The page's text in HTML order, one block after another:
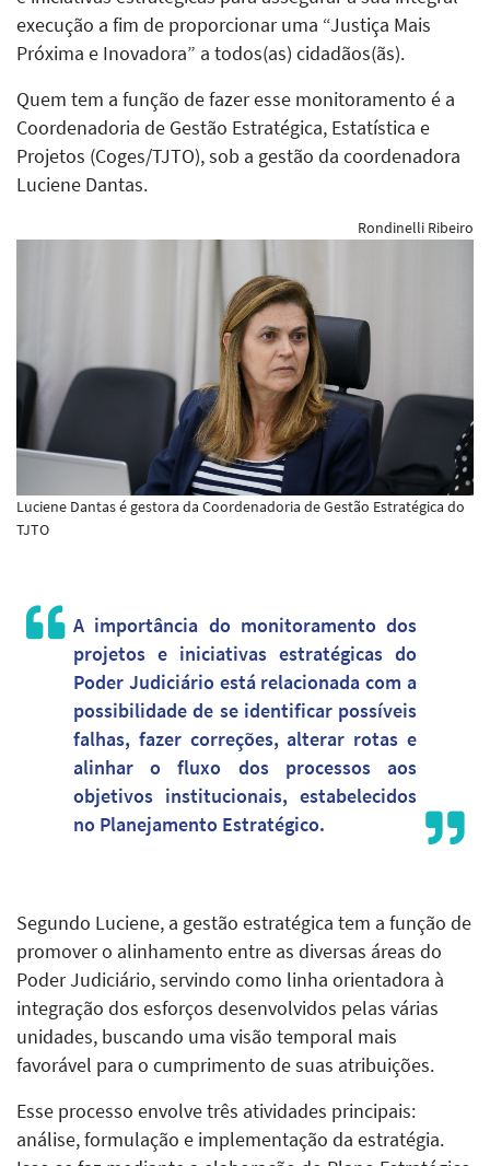
execução a fim de proporcionar uma “Justiça Mais
Próxima e Inovadora” a todos(as) cidadãos(ãs).
Quem tem a função de fazer esse monitoramento é a
Coordenadoria de Gestão Estratégica, Estatística e
Projetos (Coges/TJTO), sob a gestão da coordenadora
Luciene Dantas.
Rondinelli Ribeiro
Luciene Dantas é gestora da Coordenadoria de Gestão Estratégica do
TJTO
A importância do monitoramento dos
projetos e iniciativas estratégicas do
Poder Judiciário está relacionada com a
possibilidade de se identificar possíveis
falhas, fazer correções, alterar rotas e
alinhar o fluxo dos processos aos
objetivos institucionais, estabelecidos
no Planejamento Estratégico.
Segundo Luciene, a gestão estratégica tem a função de
promover o alinhamento entre as diversas áreas do
Poder Judiciário, servindo como linha orientadora à
integração dos esforços desenvolvidos pelas várias
unidades, buscando uma visão temporal mais
favorável para o cumprimento de suas atribuições.
Esse processo envolve três atividades principais:
análise, formulação e implementação da estratégia.